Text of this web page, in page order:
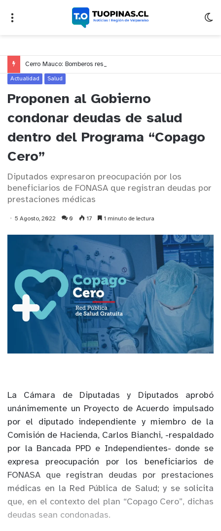
Actualidad Salud
Proponen al Gobierno
condonar deudas de salud
dentro del Programa “Copago
Cero”
Diputados expresaron preocupación por los
beneficiarios de FONASA que registran deudas por
prestaciones médicas
5 Agosto, 2022 0 17 1 minuto de lectura
La Cámara de Diputadas y Diputados aprobó
unánimemente un Proyecto de Acuerdo impulsado
por el diputado independiente y miembro de la
Comisión de Hacienda, Carlos Bianchi, -respaldado
por la Bancada PPD e Independientes- donde se
expresa preocupación por los beneficiarios de
FONASA que registran deudas por prestaciones
médicas en la Red Pública de Salud; y se solicita
que, en el contexto del plan “Copago Cero”, dichas
deudas sean condonadas.